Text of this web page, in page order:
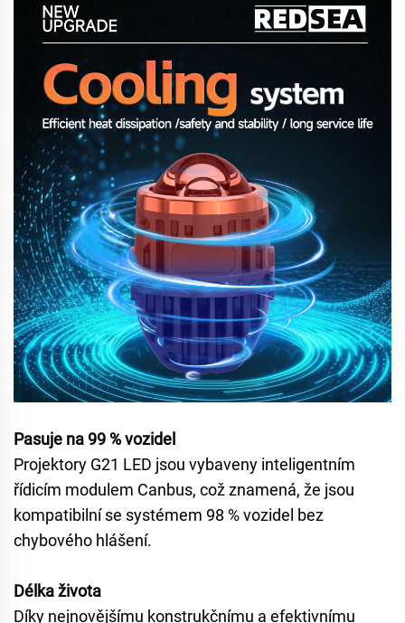
Pasuje na 99 % vozidel
Projektory G21 LED jsou vybaveny inteligentním
řídicím modulem Canbus, což znamená, že jsou
kompatibilní se systémem 98 % vozidel bez
chybového hlášení.
Délka života
Díky nejnovějšímu konstrukčnímu a efektivnímu